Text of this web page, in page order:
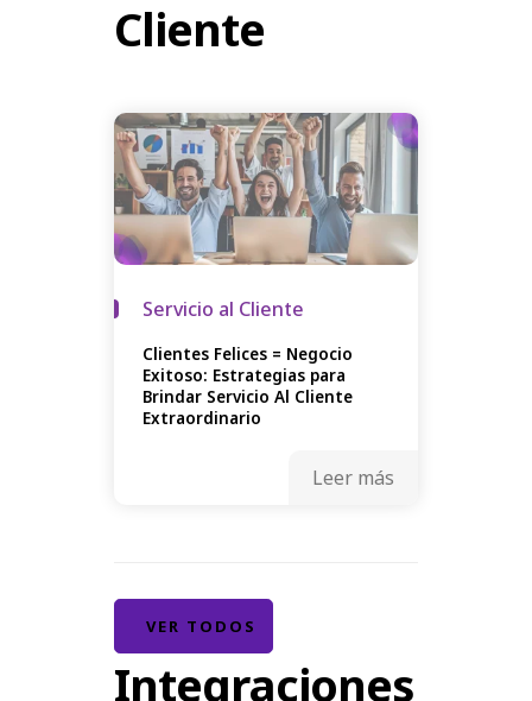
Cliente
Servicio al Cliente
Clientes Felices = Negocio
Exitoso: Estrategias para
Brindar Servicio Al Cliente
Extraordinario
Leer más
VER TODOS
Integraciones